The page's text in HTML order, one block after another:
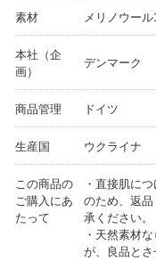
素材 メリノウール
本社（企
画）
デンマーク
商品管理 ドイツ
生産国 ウクライナ
この商品の
ご購入にあ
たって
・直接肌に
のため、返
承ください。
・天然素材
が、良品と